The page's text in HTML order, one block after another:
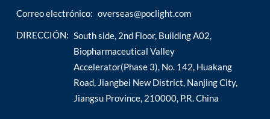
Correo electrónico: overseas@poclight.com
DIRECCIÓN: South side, 2nd Floor, Building A02,
Biopharmaceutical Valley
Accelerator(Phase 3), No. 142, Huakang
Road, Jiangbei New District, Nanjing City,
Jiangsu Province, 210000, P.R. China